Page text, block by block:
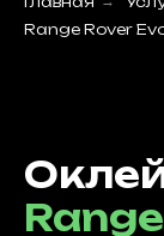
Матовая
мойку и
Range Rover